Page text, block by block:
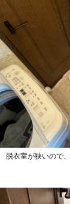
脱衣室が狭いので